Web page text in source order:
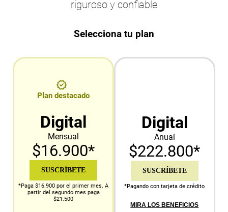
riguroso y confiable
Selecciona tu plan
Plan destacado
Digital
Mensual
$16.900*
SUSCRÍBETE
*Paga $16.900 por el primer mes. A
partir del segundo mes paga
$21.500
Digital
Anual
$222.800*
SUSCRÍBETE
*Pagando con tarjeta de crédito
MIRA LOS BENEFICIOS